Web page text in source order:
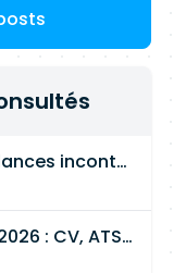
Le CV Tech en 2026 : les tendances incontournables
Recherche d'emploi tech en 2026 : CV, ATS, entretien… On vous dit tout